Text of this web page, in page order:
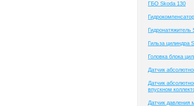
ГБО Skoda 130
Гидронатяжитель
Гильза цилиндра
Головка блока
Датчик
Датчик
впускном
Датчик давления